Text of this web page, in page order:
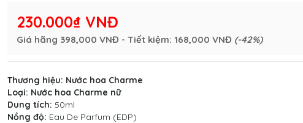
230.000₫ VNĐ
Giá hãng 398,000 VNĐ - Tiết kiệm: 168,000 VNĐ (-42%)
Thương hiệu: Nước hoa Charme
Loại: Nước hoa Charme nữ
Dung tích: 50ml
Nồng độ: Eau De Parfum (EDP)